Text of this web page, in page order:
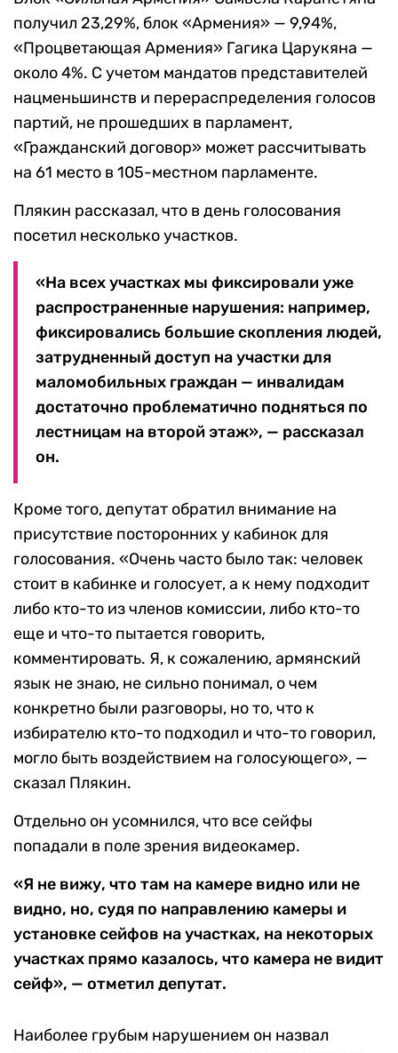
получил 23,29%, блок «Армения» — 9,94%,
«Процветающая Армения» Гагика Царукяна —
около 4%. С учетом мандатов представителей
нацменьшинств и перераспределения голосов
партий, не прошедших в парламент,
«Гражданский договор» может рассчитывать
на 61 место в 105-местном парламенте.
Плякин рассказал, что в день голосования
посетил несколько участков.
«На всех участках мы фиксировали уже
распространенные нарушения: например,
фиксировались большие скопления людей,
затрудненный доступ на участки для
маломобильных граждан — инвалидам
достаточно проблематично подняться по
лестницам на второй этаж», — рассказал
он.
Кроме того, депутат обратил внимание на
присутствие посторонних у кабинок для
голосования. «Очень часто было так: человек
стоит в кабинке и голосует, а к нему подходит
либо кто-то из членов комиссии, либо кто-то
еще и что-то пытается говорить,
комментировать. Я, к сожалению, армянский
язык не знаю, не сильно понимал, о чем
конкретно были разговоры, но то, что к
избирателю кто-то подходил и что-то говорил,
могло быть воздействием на голосующего», —
сказал Плякин.
Отдельно он усомнился, что все сейфы
попадали в поле зрения видеокамер.
«Я не вижу, что там на камере видно или не
видно, но, судя по направлению камеры и
установке сейфов на участках, на некоторых
участках прямо казалось, что камера не видит
сейф», — отметил депутат.
Наиболее грубым нарушением он назвал